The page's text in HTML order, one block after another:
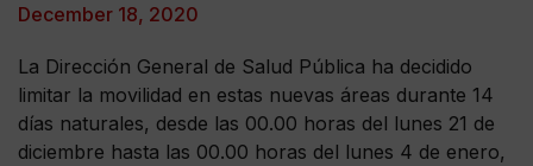
December 18, 2020
La Dirección General de Salud Pública ha decidido
limitar la movilidad en estas nuevas áreas durante 14
días naturales, desde las 00.00 horas del lunes 21 de
diciembre hasta las 00.00 horas del lunes 4 de enero,